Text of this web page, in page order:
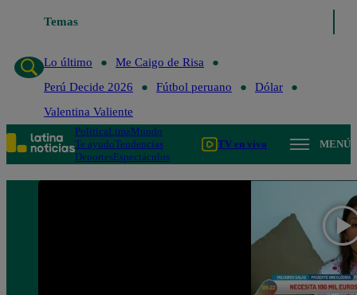
Temas
Lo último
Me Caigo de Risa
Perú Decide 2026
Fútbol peruano
Dólar
Valentina Valiente
PolíticaLimaMundo
Te ayudoTendencias
DeportesEspectáculos
TV en vivo MENÚ